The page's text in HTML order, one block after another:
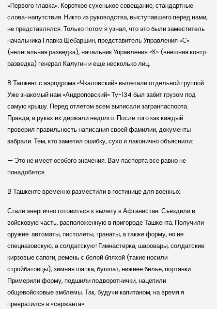
«Первого главка». Короткое сухенькое совещание, стандартные
слова-напутствия. Никто из руководства, выступавшего перед нами,
не представлялся. Только потом я узнал, что это были заместитель
начальника Главка Шебаршин, представитель Управления «С»
(нелегальная разведка), начальник Управления «К» (внешняя контр­
разведка) генерал Калугин и еще несколько лиц.
В Ташкент с аэродрома «Чкаловский» вылетали отдельной группой.
Уже знакомый нам «Андроповский» Ту-134 был забит грузом под
самую крышу. Перед отлетом всем выписали загранпаспорта.
Правда, в руках их держали недолго. После того как каждый
проверил правильность написания своей фамилии, документы
забрали. Тем, кто заметил ошибку, сухо и лаконично объяснили:
— Это не имеет особого значения. Вам паспорта все равно не
понадобятся.
В Ташкенте временно разместили в гостинице для военных.
Стали энергично готовиться к вылету в Афганистан. Съездили в
войсковую часть, расположенную в пригороде Ташкента. Получили
оружие: автоматы, пистолеты, гранаты, а также форму, но не
спецназовскую, а солдатскую! Гимнастерка, шаровары, солдатские
кирзовые сапоги, ремень с белой бляхой (такие носили
стройбатовцы), зимняя шапка, бушлат, нижнее белье, портянки.
Примерили форму, подшили подворотнички, нацепили
общевойсковые эмблемы. Так, будучи капитаном, на время я
превратился в «сержанта».